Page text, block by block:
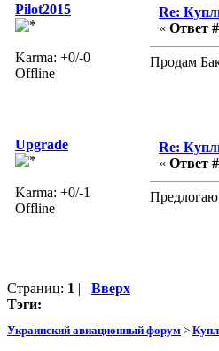
Pilot2015
Karma: +0/-0
Offline
Re:
« Ответ
Продам
Upgrade
Karma: +0/-1
Offline
Re:
« Ответ
Предлогаю
Страниц: 1 | Вверх
Тэги:
Украинский авиационный форум >